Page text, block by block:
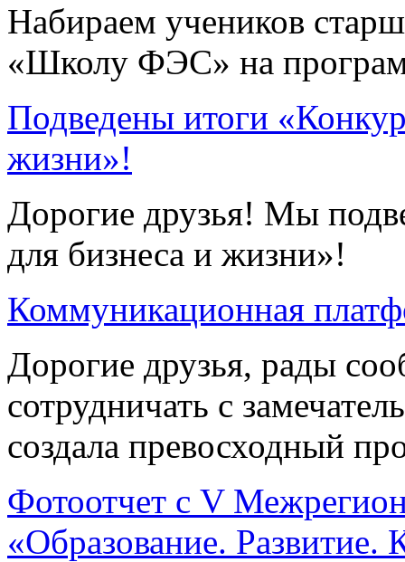
Набираем учеников
«Школу ФЭС» на
Подведены итоги
жизни»!
Дорогие друзья! Мы
для бизнеса и жизни»!
Коммуникационная
Дорогие друзья, рады
сотрудничать с
создала превосходный
Фотоотчет с V
«Образование. Развитие.